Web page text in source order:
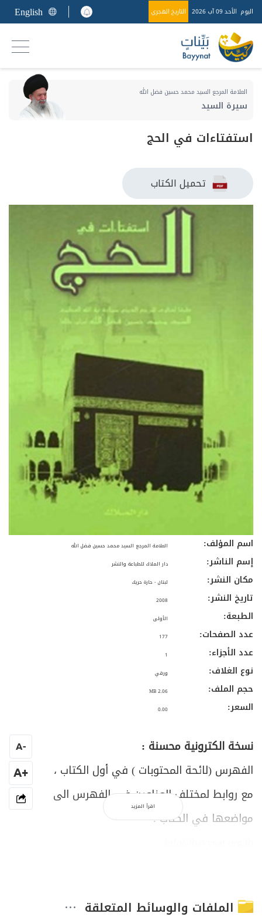
اليوم الأحد 09 آب 2026 التاريخ الهجري English
العلامة المرجع السيد محمد حسين فضل الله
سيرة السيد
استفتاءات في الحج
تحميل الكتاب
اسم المؤلف: العلامة المرجع السيد محمد حسين فضل الله
إسم الناشر: دار الملاك للطباعة والنشر
مكان النشر: لبنان - حارة حريك
تاريخ النشر: 2008
الطبعة: الأولى
عدد الصفحات: 177
عدد الأجزاء: 1
نوع الغلاف: ورقي
حجم الملف: 2.06 MB
السعر: 0.00
نسخة الكترونية محسنة :
الفهرس (لائحة المحتوبات ) في أول الكتاب ،
مع روابط لمختلف العناوين في الفهرس الى
مواضعها في الكتاب .
اقرأ المزيد
-
A
+A
الملفات والوسائط المتعلقة